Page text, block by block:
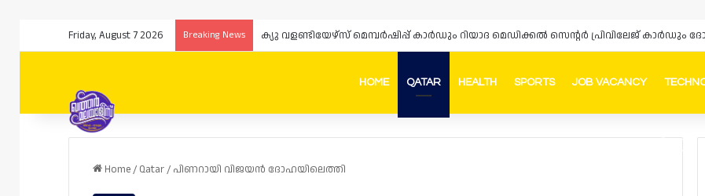
Friday, August 7 2026 Breaking News ക്യു വളണ്ടിയേഴ്‌സ് മെമ്പർഷിപ്പ് കാർഡും റിയാദ മെഡിക്കൽ സെന്റർ പ്രിവിലേജ്
HOME QATAR HEALTH SPORTS JOB VACANCY
Home/ Qatar/ പിണറായി വിജയൻ ദോഹയിലെത്തി